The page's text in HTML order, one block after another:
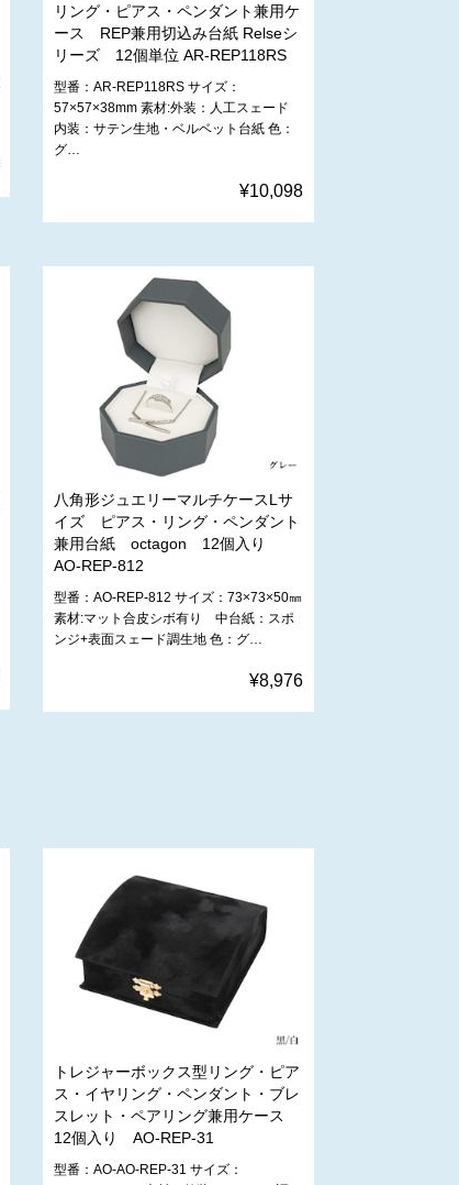
リング・ピアス・ペンダント兼用ケ
ース REP兼用切込み台紙 Relseシ
リーズ 12個単位 AR-REP118RS
型番：AR-REP118RS サイズ：
57×57×38mm 素材:外装：人工スェード
内装：サテン生地・ベルベット台紙 色：
グ…
¥10,098
八角形ジュエリーマルチケースLサ
イズ ピアス・リング・ペンダント
兼用台紙 octagon 12個入り
AO-REP-812
型番：AO-REP-812 サイズ：73×73×50㎜
素材:マット合皮シボ有り 中台紙：スポ
ンジ+表面スェード調生地 色：グ…
¥8,976
トレジャーボックス型リング・ピア
ス・イヤリング・ペンダント・ブレ
スレット・ペアリング兼用ケース
12個入り AO-REP-31
型番：AO-AO-REP-31 サイズ：